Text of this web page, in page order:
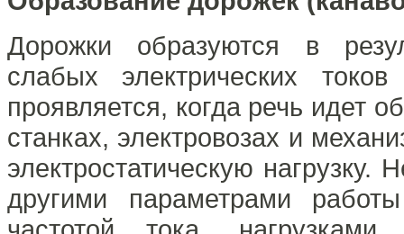
Дорожки образуются в
слабых электрических
проявляется, когда речь идет
станках, электровозах и
электростатическую нагрузку.
другими параметрами